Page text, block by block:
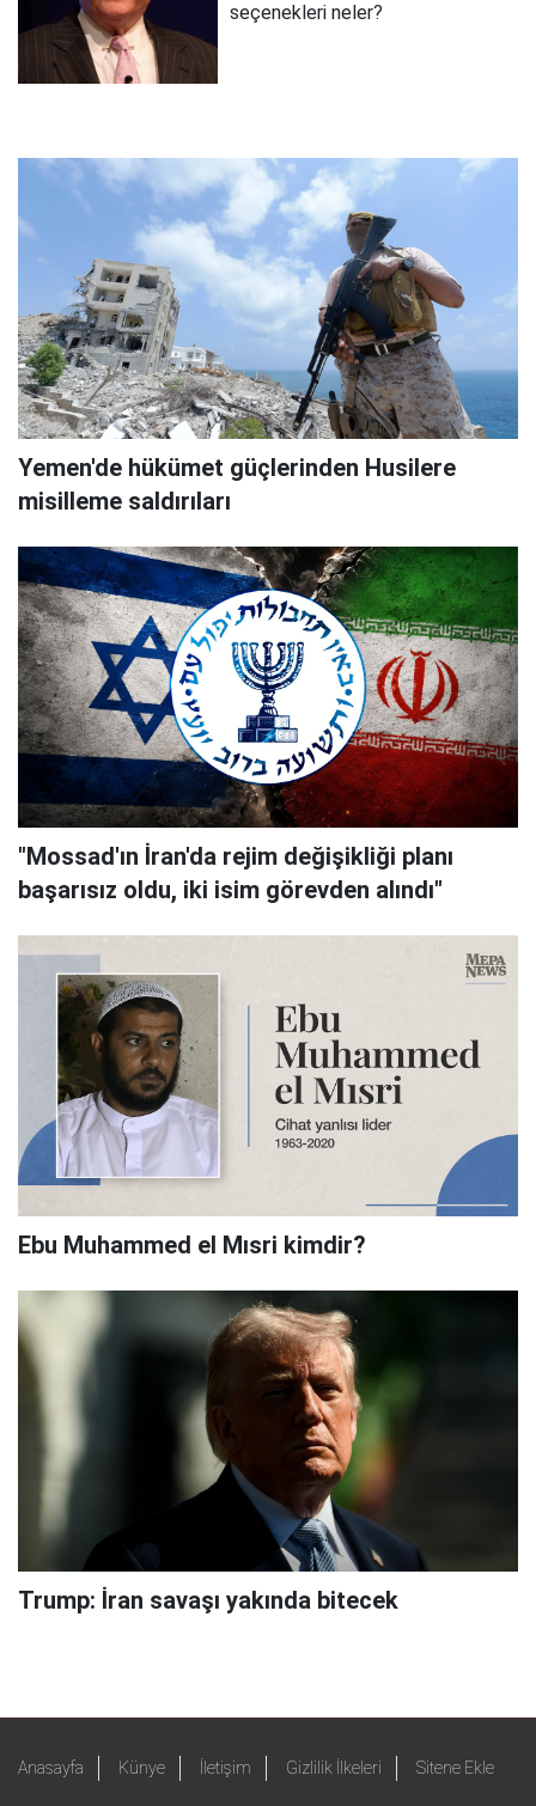
seçenekleri neler?
Yemen'de hükümet güçlerinden Husilere
misilleme saldırıları
"Mossad'ın İran'da rejim değişikliği planı
başarısız oldu, iki isim görevden alındı"
Ebu Muhammed el Mısri kimdir?
Trump: İran savaşı yakında bitecek
Anasayfa Künye İletişim Gizlilik İlkeleri Sitene Ekle